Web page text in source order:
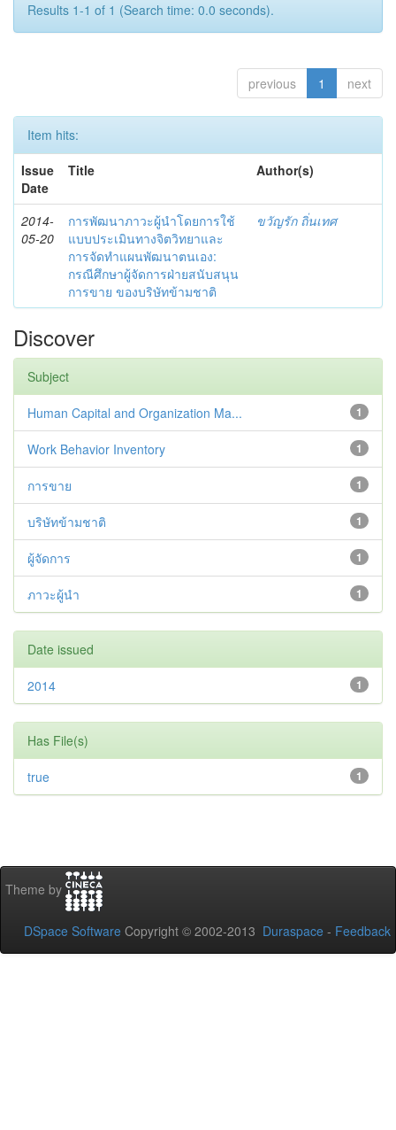
Results 1-1 of 1 (Search time: 0.0 seconds).
previous 1 next
Item hits:
Issue
Date
Title Author(s)
2014-
05-20
การพัฒนาภาวะผู้นำโดยการใช้
แบบประเมินทางจิตวิทยาและ
การจัดทำแผนพัฒนาตนเอง:
กรณีศึกษาผู้จัดการฝ่ายสนับสนุน
การขาย ของบริษัทข้ามชาติ
ขวัญรัก ถิ่นเทศ
Discover
Subject
1
Human Capital and Organization Ma...
1
Work Behavior Inventory
1
การขาย
1
บริษัทข้ามชาติ
1
ผู้จัดการ
1
ภาวะผู้นำ
Date issued
1
2014
Has File(s)
1
true
Theme by
DSpace Software Copyright © 2002-2013 Duraspace - Feedback